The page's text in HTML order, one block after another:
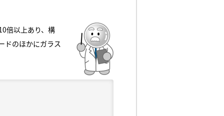
倍以上あり、構
ドのほかにガラス